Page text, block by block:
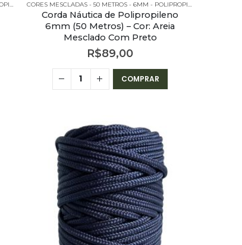
CORES MESCLADAS - 50 METROS - 6MM - POLIPROPILENO CORES MESCLADAS - 50 METROS - 6MM - POLIPROPILENO
Corda Náutica de Polipropileno
6mm (50 Metros) – Cor: Areia
Mesclado Com Preto
R$89,00
COMPRAR